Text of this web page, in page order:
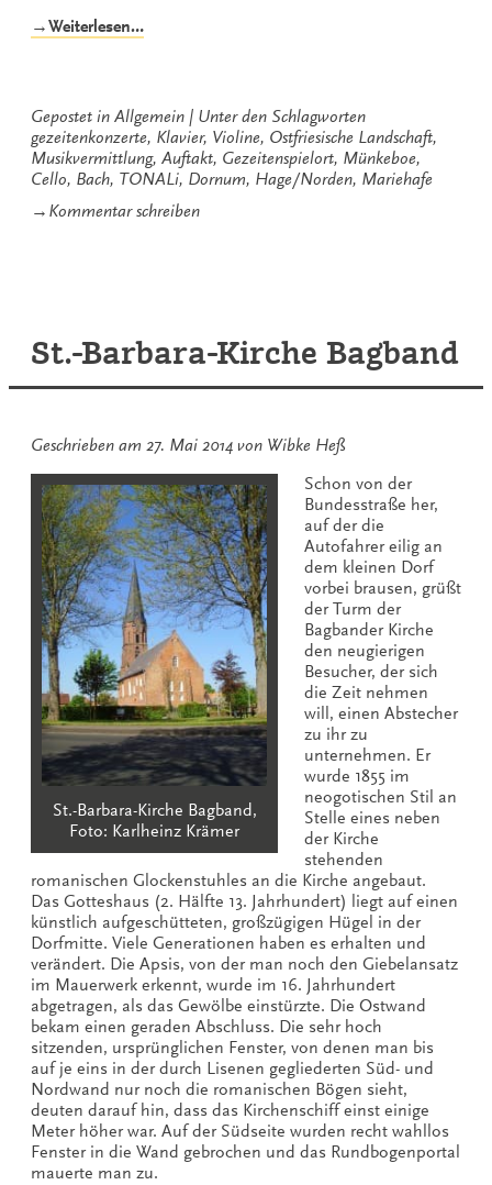
→Weiterlesen…„Tour-
Gepostet in Allgemein
Unter den Schlagworten
gezeitenkonzerte, Klavier, Violine, Ostfriesische Landschaft,
Musikvermittlung, Auftakt, Gezeitenspielort, Münkeboe,
Cello, Bach, TONALi, Dornum, Hage/Norden, Mariehafe
→ Kommentar schreibenzu
St.-Barbara-Kirche Bagband
Geschrieben am 27. Mai 2014 von Wibke Heß
St.-Barbara-Kirche Bagband,
Foto: Karlheinz Krämer
Schon von der
Bundesstraße her,
auf der die
Autofahrer eilig an
dem kleinen Dorf
vorbei brausen, grüßt
der Turm der
Bagbander Kirche
den neugierigen
Besucher, der sich
die Zeit nehmen
will, einen Abstecher
zu ihr zu
unternehmen. Er
wurde 1855 im
neogotischen Stil an
Stelle eines neben
der Kirche
stehenden
romanischen Glockenstuhles an die Kirche angebaut.
Das Gotteshaus (2. Hälfte 13. Jahrhundert) liegt auf einen
künstlich aufgeschütteten, großzügigen Hügel in der
Dorfmitte. Viele Generationen haben es erhalten und
verändert. Die Apsis, von der man noch den Giebelansatz
im Mauerwerk erkennt, wurde im 16. Jahrhundert
abgetragen, als das Gewölbe einstürzte. Die Ostwand
bekam einen geraden Abschluss. Die sehr hoch
sitzenden, ursprünglichen Fenster, von denen man bis
auf je eins in der durch Lisenen gegliederten Süd- und
Nordwand nur noch die romanischen Bögen sieht,
deuten darauf hin, dass das Kirchenschiff einst einige
Meter höher war. Auf der Südseite wurden recht wahllos
Fenster in die Wand gebrochen und das Rundbogenportal
mauerte man zu.